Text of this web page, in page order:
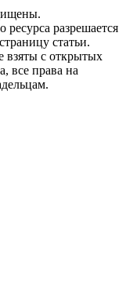
разрешается
статьи.
взяты с открытых
все права на